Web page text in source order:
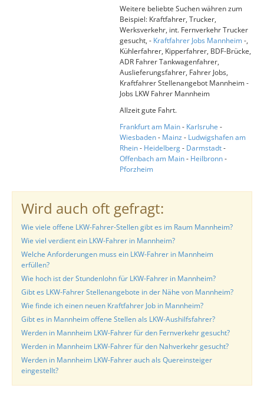
Weitere beliebte Suchen währen zum
Beispiel: Kraftfahrer, Trucker,
Werksverkehr, int. Fernverkehr Trucker
gesucht, - Kraftfahrer Jobs Mannheim-,
Kühlerfahrer, Kipperfahrer, BDF-Brücke,
ADR Fahrer Tankwagenfahrer,
Auslieferungsfahrer, Fahrer Jobs,
Kraftfahrer Stellenangebot Mannheim -
Jobs LKW Fahrer Mannheim
Allzeit gute Fahrt.
Frankfurt am Main- Karlsruhe -
Wiesbaden- Mainz - Ludwigshafen am
Rhein- Heidelberg- Darmstadt-
Offenbach am Main- Heilbronn-
Pforzheim
Wird auch oft gefragt:
Wie viele offene LKW-Fahrer-Stellen gibt es im Raum Mannheim?
Wie viel verdient ein LKW-Fahrer in Mannheim?
Welche Anforderungen muss ein LKW-Fahrer in Mannheim
erfüllen?
Wie hoch ist der Stundenlohn für LKW-Fahrer in Mannheim?
Gibt es LKW-Fahrer Stellenangebote in der Nähe von Mannheim?
Wie finde ich einen neuen Kraftfahrer Job in Mannheim?
Gibt es in Mannheim offene Stellen als LKW-Aushilfsfahrer?
Werden in Mannheim LKW-Fahrer für den Fernverkehr gesucht?
Werden in Mannheim LKW-Fahrer für den Nahverkehr gesucht?
Werden in Mannheim LKW-Fahrer auch als Quereinsteiger
eingestellt?